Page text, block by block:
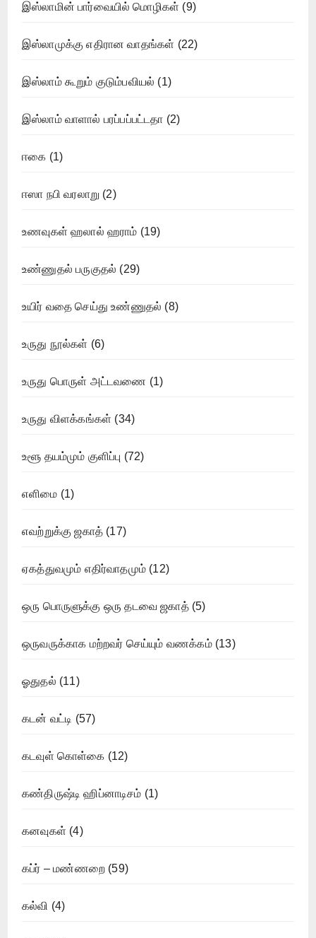
இஸ்லாமின் பார்வையில் மொழிகள் (9)
இஸ்லாமுக்கு எதிரான வாதங்கள் (22)
இஸ்லாம் கூறும் குடும்பவியல் (1)
இஸ்லாம் வாளால் பரப்பப்பட்டதா (2)
ஈகை (1)
ஈஸா நபி வரலாறு (2)
உணவுகள் ஹலால் ஹராம் (19)
உண்ணுதல் பருகுதல் (29)
உயிர் வதை செய்து உண்ணுதல் (8)
உருது நூல்கள் (6)
உருது பொருள் அட்டவணை (1)
உருது விளக்கங்கள் (34)
உளூ தயம்மும் குளிப்பு (72)
எளிமை (1)
எவற்றுக்கு ஜகாத் (17)
ஏகத்துவமும் எதிர்வாதமும் (12)
ஒரு பொருளுக்கு ஒரு தடவை ஜகாத்(5)
ஒருவருக்காக மற்றவர் செய்யும் வணக்கம்(13)
ஓதுதல் (11)
கடன் வட்டி (57)
கடவுள் கொள்கை (12)
கண்திருஷ்டி ஹிப்னாடிசம் (1)
கனவுகள் (4)
கப்ர் – மண்ணறை (59)
கல்வி (4)